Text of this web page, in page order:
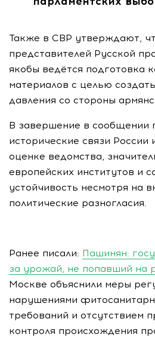
Также в СВР утверждают,
представителей Русской
якобы ведётся подготовка
материалов с целью
давления со стороны
В завершение в сообщении
исторические связи России
оценке ведомства,
европейских институтов и
устойчивость несмотря на
политические разногласия.
Ранее писали: Пашинян:
за урожай, не попавший на
Москве объяснили меры
нарушениями
требований и отсутствием
контроля происхождения